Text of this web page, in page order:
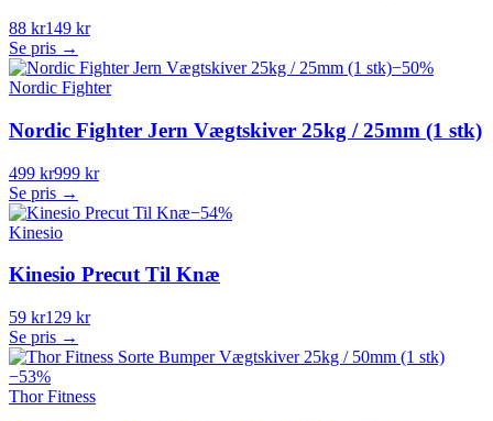
88 kr149 kr
Se pris →
−50%
Nordic Fighter
Nordic Fighter Jern Vægtskiver 25kg / 25mm (1 stk)
499 kr999 kr
Se pris →
−54%
Kinesio
Kinesio Precut Til Knæ
59 kr129 kr
Se pris →
−53%
Thor Fitness